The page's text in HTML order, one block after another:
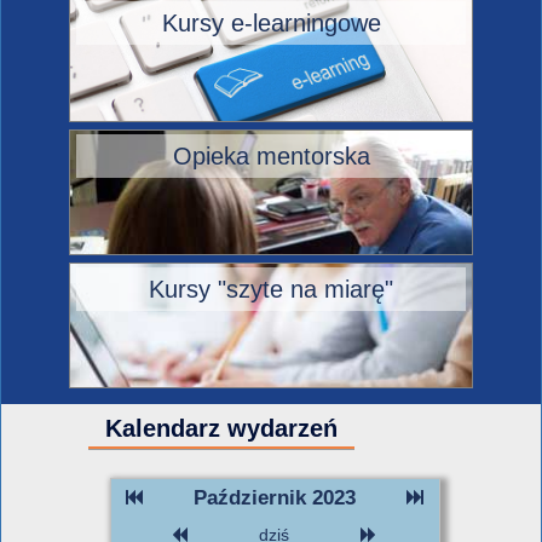
Kursy e-learningowe
Opieka mentorska
Kursy "szyte na miarę"
Kalendarz wydarzeń
Październik 2023
dziś